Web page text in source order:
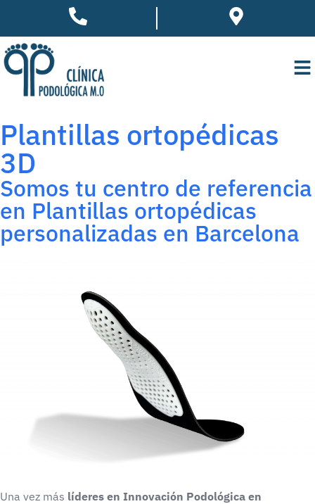
Plantillas ortopédicas
3D
Somos tu centro de referencia
en Plantillas ortopédicas
personalizadas en Barcelona
Una vez más líderes en Innovación Podológica en